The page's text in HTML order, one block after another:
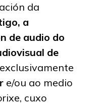
da
a
de audio do
de
e/ou ao medio
cuxo